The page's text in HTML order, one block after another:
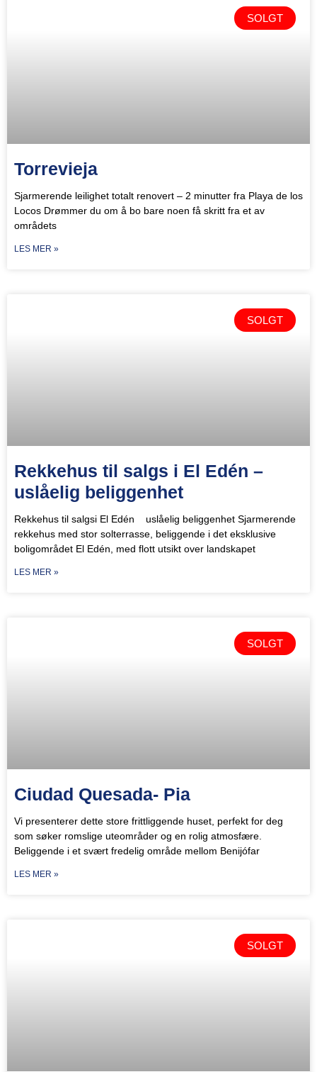
SOLGT
Torrevieja
Sjarmerende leilighet totalt renovert – 2 minutter fra Playa de los
Locos Drømmer du om å bo bare noen få skritt fra et av
områdets
LES MER »
SOLGT
Rekkehus til salgs i El Edén –
uslåelig beliggenhet
Rekkehus til salgsi El Edén uslåelig beliggenhet Sjarmerende
rekkehus med stor solterrasse, beliggende i det eksklusive
boligområdet El Edén, med flott utsikt over landskapet
LES MER »
SOLGT
Ciudad Quesada- Pia
Vi presenterer dette store frittliggende huset, perfekt for deg
som søker romslige uteområder og en rolig atmosfære.
Beliggende i et svært fredelig område mellom Benijófar
LES MER »
SOLGT